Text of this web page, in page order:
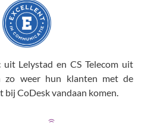
uit Lelystad en CS Telecom uit
zo weer hun klanten met de
CoDesk vandaan komen.